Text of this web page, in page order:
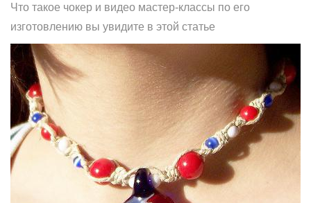
Что такое чокер и видео мастер-классы по его
изготовлению вы увидите в этой статье